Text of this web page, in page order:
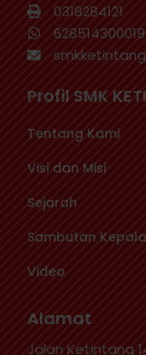
0318284121
Profil SMK
Tentang Kami
Visi dan Misi
Sejarah
Sambutan Kepala
Video
Alamat
Jalan Ketintang